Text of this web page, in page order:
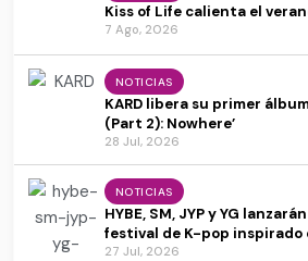
Kiss of Life calienta el
7 Ago, 2026
NOTICIAS
KARD libera su primer
(Part 2): Nowhere’
28 Jul, 2026
NOTICIAS
HYBE, SM, JYP y YG
festival de K-pop inspirado
27 Jul, 2026